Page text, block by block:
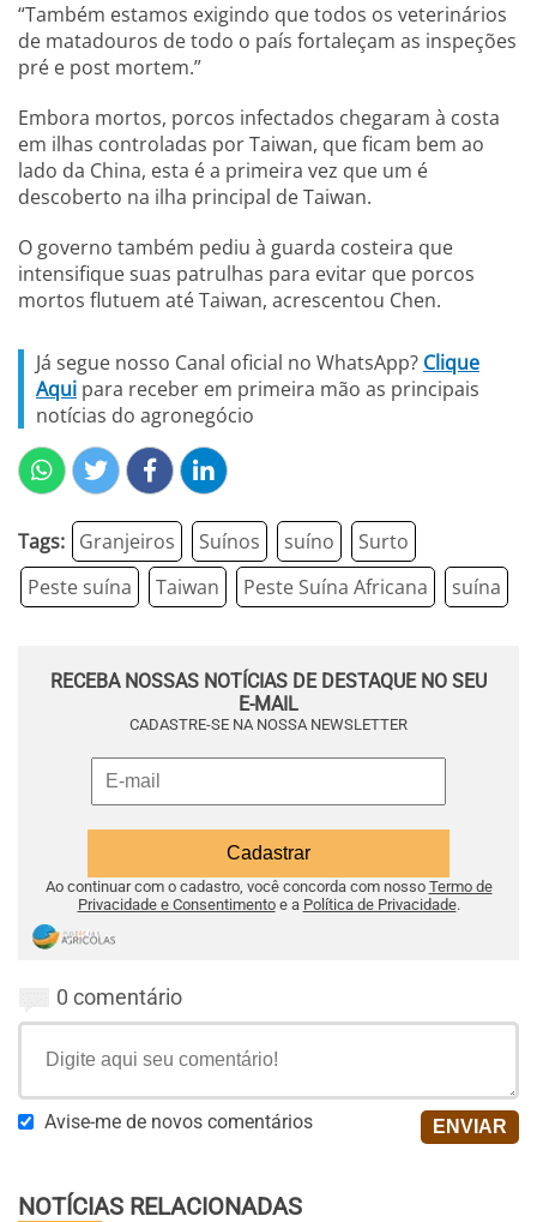
“Também estamos exigindo que todos os veterinários
de matadouros de todo o país fortaleçam as inspeções
pré e post mortem.”
Embora mortos, porcos infectados chegaram à costa
em ilhas controladas por Taiwan, que ficam bem ao
lado da China, esta é a primeira vez que um é
descoberto na ilha principal de Taiwan.
O governo também pediu à guarda costeira que
intensifique suas patrulhas para evitar que porcos
mortos flutuem até Taiwan, acrescentou Chen.
Já segue nosso Canal oficial no WhatsApp? Clique
Aqui para receber em primeira mão as principais
notícias do agronegócio
Tags: Granjeiros Suínos suíno
Surto
Peste suína
Taiwan Peste Suína Africana suína
RECEBA NOSSAS NOTÍCIAS DE DESTAQUE NO SEU
E-MAIL
CADASTRE-SE NA NOSSA NEWSLETTER
Ao continuar com o cadastro, você concorda com nosso Termo de
Privacidade e Consentimentoe a Política de Privacidade.
0 comentário
Avise-me de novos comentários
NOTÍCIAS RELACIONADAS